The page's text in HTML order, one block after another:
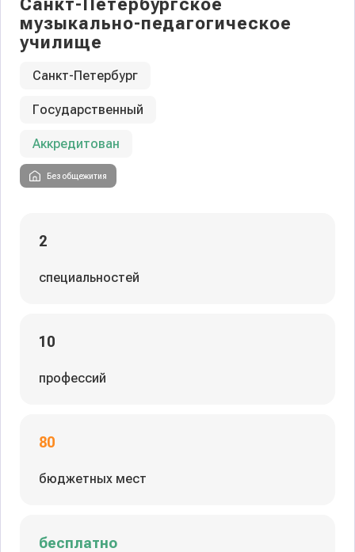
Санкт-Петербургское
музыкально-педагогическое
училище
Санкт-Петербург
Государственный
Аккредитован
Без общежития
2
специальностей
10
профессий
80
бюджетных мест
бесплатно